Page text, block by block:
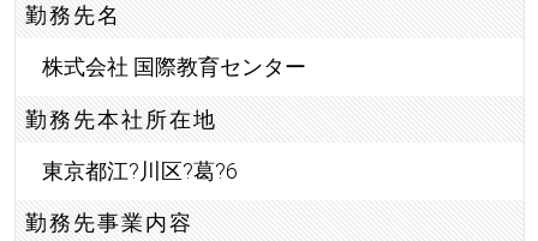
勤務先名
株式会社 国際教育センター
勤務先本社所在地
東京都江?川区?葛?6
勤務先事業内容